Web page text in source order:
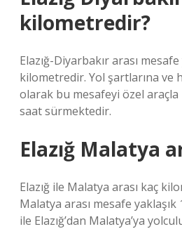
kilometredir?
Elazığ-Diyarbakır arası
kilometredir. Yol şartlarına ve
olarak bu mesafeyi özel
saat sürmektedir.
Elazığ Malatya
Elazığ ile Malatya arası kaç
Malatya arası mesafe yaklaşık
ile Elazığ’dan Malatya’ya